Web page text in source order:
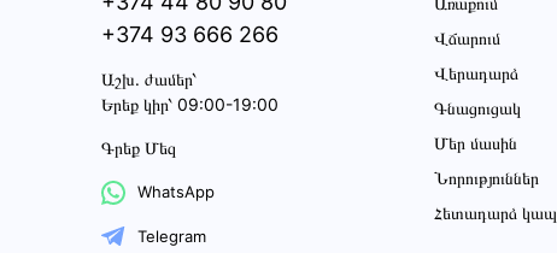
+374 93 666 266
Աշխ․ ժամեր՝
Երեք կիր՝ 09:00-19:00
Գրեք Մեզ
WhatsApp
Telegram
Վճարում
Վերադարձ
Գնացուցակ
Մեր մասին
Նորություններ
Հետադարձ կապ